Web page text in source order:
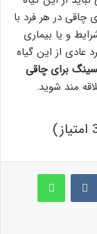
چاقی در هر فرد با
و یا بیماری
عادی از این گیاه
برای چاقی
مند شوید.
‫VKontakteواتس آپ